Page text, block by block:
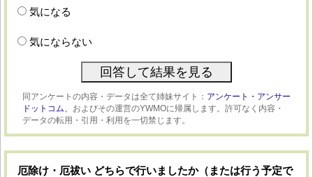
気になる
気にならない
同アンケートの内容・データは全て姉妹サイト： アンケート・アンサー
ドットコム、 およびその運営のYWMOに帰属します。許可なく内容・
データの転用・引用・利用を一切禁じます。
厄除け・厄祓い どちらで行いましたか（または行う予定で